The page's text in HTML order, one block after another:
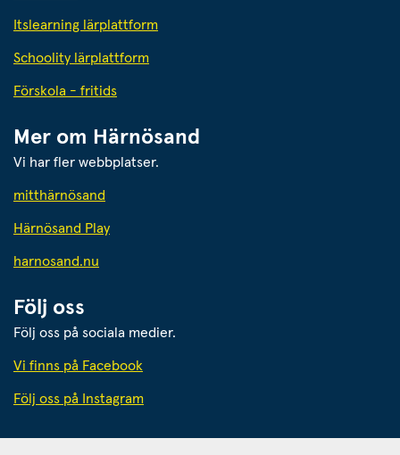
Itslearning lärplattform
Schoolity lärplattform
Förskola - fritids
Mer om Härnösand
Vi har fler webbplatser.
mitthärnösand
Härnösand Play
harnosand.nu
Följ oss
Följ oss på sociala medier.
Vi finns på Facebook
Följ oss på Instagram